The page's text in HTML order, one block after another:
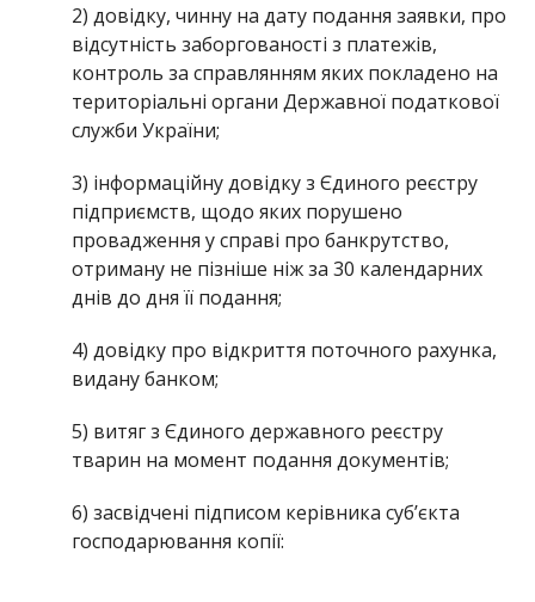
2) довідку, чинну на дату подання заявки, про
відсутність заборгованості з платежів,
контроль за справлянням яких покладено на
територіальні органи Державної податкової
служби України;
3) інформаційну довідку з Єдиного реєстру
підприємств, щодо яких порушено
провадження у справі про банкрутство,
отриману не пізніше ніж за 30 календарних
днів до дня її подання;
4) довідку про відкриття поточного рахунка,
видану банком;
5) витяг з Єдиного державного реєстру
тварин на момент подання документів;
6) засвідчені підписом керівника суб’єкта
господарювання копії: